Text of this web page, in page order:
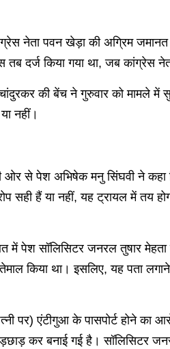
नेता पवन खेड़ा की अग्रिम
दर्ज किया गया था, जब कांग्रेस
की बेंच ने गुरुवार को मामले में
नहीं।
ओर से पेश अभिषेक मनु सिंघवी ने
सही हैं या नहीं, यह ट्रायल में तय
पेश सॉलिसिटर जनरल तुषार
किया था। इसलिए, यह पता
पर) एंटीगुआ के पासपोर्ट होने
कर बनाई गई है। सॉलिसिटर